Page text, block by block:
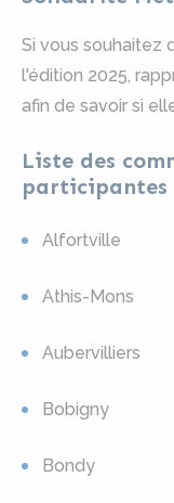
Si vous souhaitez
l'édition 2025,
afin de savoir si
Liste des
participantes
Alfortville
Athis-Mons
Aubervilliers
Bobigny
Bondy